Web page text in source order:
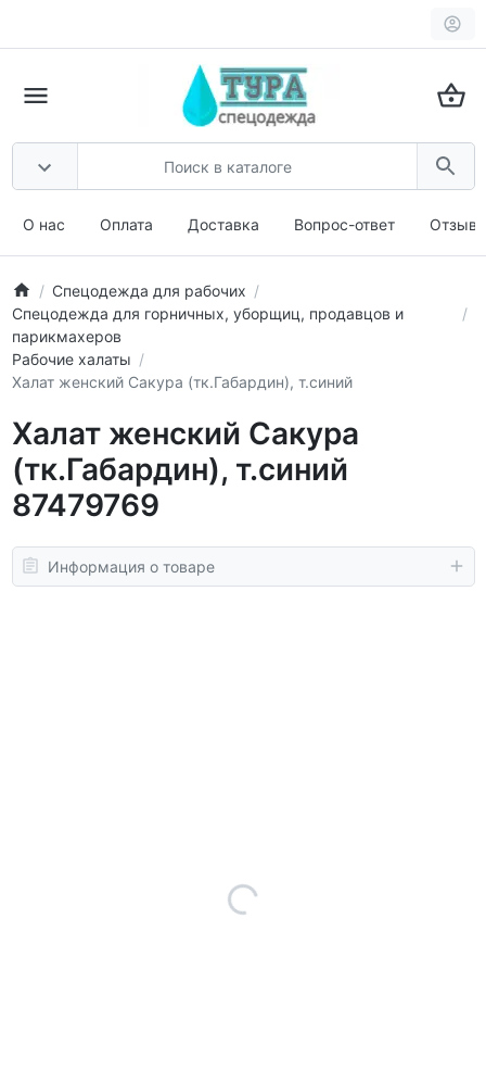
О нас Оплата Доставка Вопрос-ответ
Спецодежда для рабочих
Спецодежда для горничных, уборщиц, продавцов и
парикмахеров
Рабочие халаты
Халат женский Сакура (тк.Габардин), т.синий
Халат женский Сакура
(тк.Габардин), т.синий
87479769
Информация о товаре